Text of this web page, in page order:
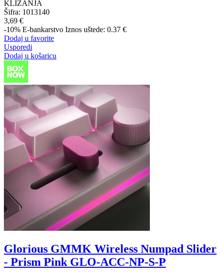
KLIZANJA
Šifra: 1013140
3,69 €
-10% E-bankarstvo Iznos uštede: 0.37 €
Dodaj u favorite
Usporedi
Dodaj u košaricu
Glorious GMMK Wireless Numpad Slider
- Prism Pink GLO-ACC-NP-S-P